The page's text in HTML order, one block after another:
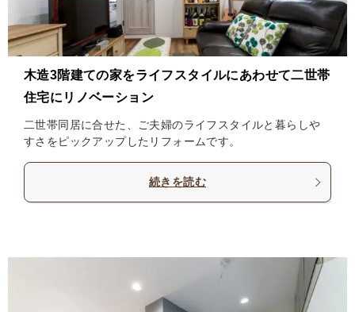
木造3階建ての家をライフスタイルにあわせて二世帯
住宅にリノベーション
二世帯同居に合せた、ご夫婦のライフスタイルと暮らしや
すさをピックアップしたリフォームです。
続きを読む